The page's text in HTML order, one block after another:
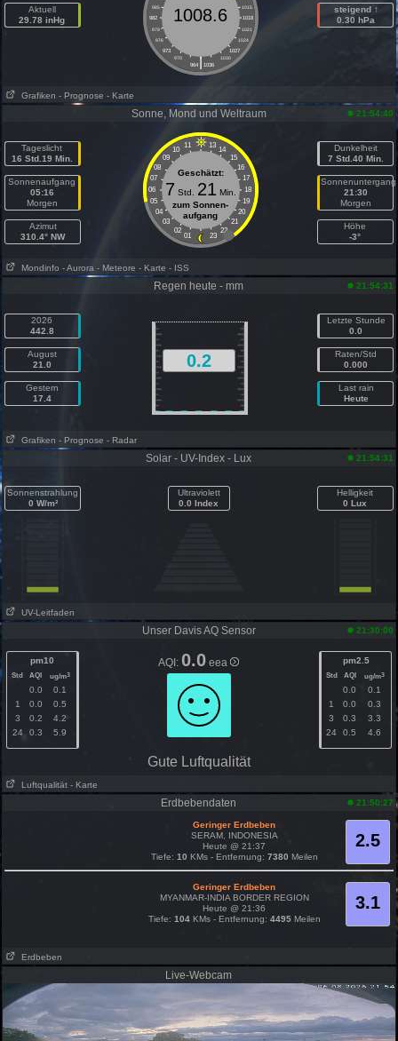
Aktuell
29.78 inHg
985
1015
982
1018
979
1021
976
1024
973
1027
970
1030
|
964 1036
1008.6
steigend ↑
0.30 hPa
Grafiken - Prognose - Karte
Sonne, Mond und Weltraum 21:54:40
Tageslicht
16 Std.19 Min.
Sonnenaufgang
05:16
Morgen
Azimut
310.4° NW
11 13
10
14
09
15
08
16
07
17
06
18
05
19
04
20
03
21
02
22
01 23
Geschätzt:
7 Std. 21 Min.
zum Sonnen-
aufgang
Dunkelheit
7 Std.40 Min.
Sonnenuntergang
21:30
Morgen
Höhe
-3°
Mondinfo - Aurora - Meteore - Karte - ISS
Regen heute - mm 21:54:31
2026
442.8
August
21.0
Gestern
17.4
0.2
Letzte Stunde
0.0
Raten/Std
0.000
Last rain
Heute
Grafiken - Prognose - Radar
Solar - UV-Index - Lux 21:54:31
Sonnenstrahlung
0 W/m²
Ultraviolett
0.0 Index
Helligkeit
0 Lux
UV-Leitfaden
Unser Davis AQ Sensor 21:30:00
pm10
Std AQI ug/m3
0.0
0.1
1
0.0
0.5
3
0.2
4.2
24
0.3 5.9
AQI:0.0 eea pm2.5
Std AQI ug/m3
0.0
0.1
1
0.0
0.3
3
0.3
3.3
24
0.5 4.6
Gute Luftqualität
Luftqualität - Karte
Erdbebendaten 21:50:27
2.5
Geringer Erdbeben
SERAM, INDONESIA
Heute @ 21:37
Tiefe: 10 KMs - Entfernung: 7380 Meilen
3.1
Geringer Erdbeben
MYANMAR-INDIA BORDER REGION
Heute @ 21:36
Tiefe: 104KMs - Entfernung: 4495Meilen
Erdbeben
Live-Webcam